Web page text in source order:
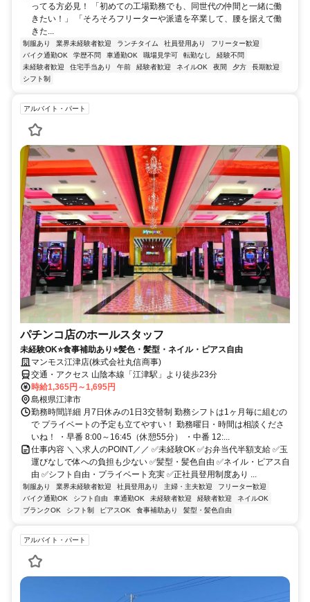
ってる方必見！ 「初めての工場勤務でも、同世代の仲間と一緒に働
きたい！」 「そろそろフリーターや派遣を卒業して、腰を据えて働
きた...
制服あり 業界未経験者歓迎 ランチタイム 社員登用あり
フリーター歓迎
バイク通勤OK
学歴不問 車通勤OK 職場見学可 転勤なし
経験不問
未経験者歓迎
住宅手当あり 午前 経験者歓迎 ネイルOK 夜間 夕方
長期歓迎
シフト制
アルバイト・パート
パチンコ店のホールスタッフ
未経験OK⭐食事補助あり⭐髪色・髪型・ネイル・ピアス自由
マンモス江津店(株式会社丸信商事)
交通・アクセス 山陰本線「江津駅」より徒歩23分
時給1,365円～1,695円
島根県江津市
勤務時間詳細 月7日休みの1日3交替制 勤務シフトは1ヶ月毎に組むの
で プライベートの予定も立てやすい！ 勤務曜日・時間は相談くださ
いね！ ・早番 8:00～16:45（休憩55分） ・中番 12:...
仕事内容 ＼＼求人のPOINT／／ ✅未経験OK ✅お弁当代半額支給 ✅玉
運びなしで体への負担も少ない ✅髪型・髪色自由 ✅ネイル・ピアス自
由 ✅シフト自由・プライベート充実 ✅正社員登用制度あり ...
制服あり 業界未経験者歓迎 社員登用あり 主婦・主夫歓迎
フリーター歓迎
バイク通勤OK
シフト自由 車通勤OK 未経験者歓迎 経験者歓迎
ネイルOK
ブランクOK
シフト制 ピアスOK 食事補助あり 髪型・髪色自由
アルバイト・パート